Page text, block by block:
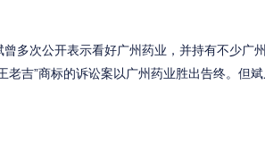
次公开表示看好广州药业，并持有不少广
老吉”商标的诉讼案以广州药业胜出告终。但斌